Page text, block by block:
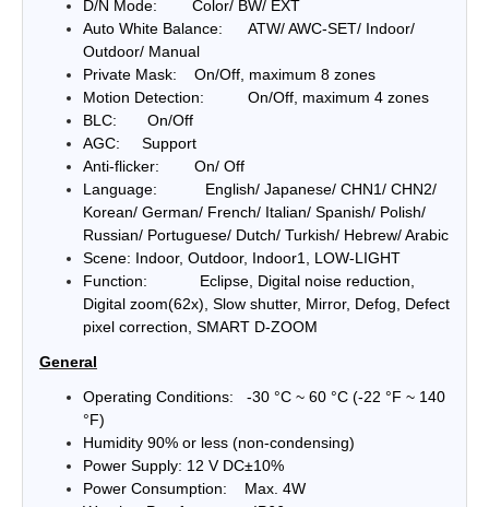
D/N Mode: Color/ BW/ EXT
Auto White Balance: ATW/ AWC-SET/ Indoor/
Outdoor/ Manual
Private Mask: On/Off, maximum 8 zones
Motion Detection: On/Off, maximum 4 zones
BLC: On/Off
AGC: Support
Anti-flicker: On/ Off
Language: English/ Japanese/ CHN1/ CHN2/
Korean/ German/ French/ Italian/ Spanish/ Polish/
Russian/ Portuguese/ Dutch/ Turkish/ Hebrew/ Arabic
Scene: Indoor, Outdoor, Indoor1, LOW-LIGHT
Function: Eclipse, Digital noise reduction,
Digital zoom(62x), Slow shutter, Mirror, Defog, Defect
pixel correction, SMART D-ZOOM
General
Operating Conditions: -30 °C ~ 60 °C (-22 °F ~ 140
°F)
Humidity 90% or less (non-condensing)
Power Supply: 12 V DC±10%
Power Consumption: Max. 4W